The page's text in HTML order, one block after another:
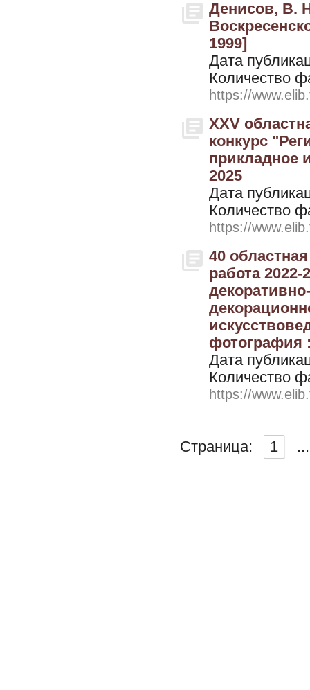
Денисов, В.
1999]
Дата
Количество
https://
XXV
конкурс
прикладное
2025
Дата
Количество
https://
40
работа
фотография :
Дата
Количество
https://
Страница: 1 ...